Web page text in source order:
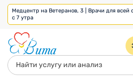
Медцентр на Ветеранов, 3 | Врачи для всей
с 7 утра